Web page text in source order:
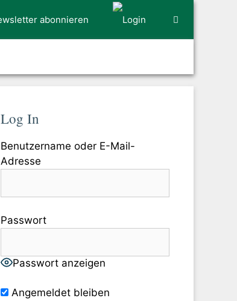
Log In
Benutzername oder E-Mail-
Adresse
Passwort
Passwort anzeigen
Angemeldet bleiben